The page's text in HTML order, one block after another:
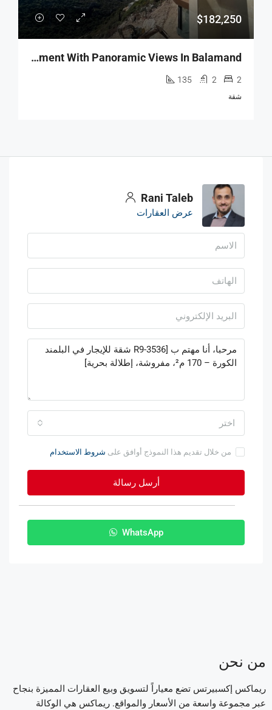
$182,250
R9-2781 Lower-Ground Apartment With Panoramic Views In Balamand
2
2
135
شقة
Rani Taleb
عرض العقارات
اختر
من خلال تقديم هذا النموذج أوافق على شروط الاستخدام
أرسل رسالة
WhatsApp
من نحن
ريماكس إكسبيرتس تضع معياراً لتسويق وبيع العقارات المميزة بنجاح
عبر مجموعة واسعة من الأسعار والمواقع. ريماكس هي الوكالة